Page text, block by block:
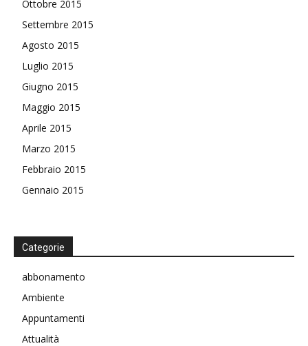
Ottobre 2015
Settembre 2015
Agosto 2015
Luglio 2015
Giugno 2015
Maggio 2015
Aprile 2015
Marzo 2015
Febbraio 2015
Gennaio 2015
Categorie
abbonamento
Ambiente
Appuntamenti
Attualità